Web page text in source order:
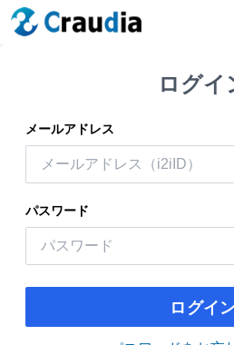
ログイ
メールアドレス
パスワード
ログイ